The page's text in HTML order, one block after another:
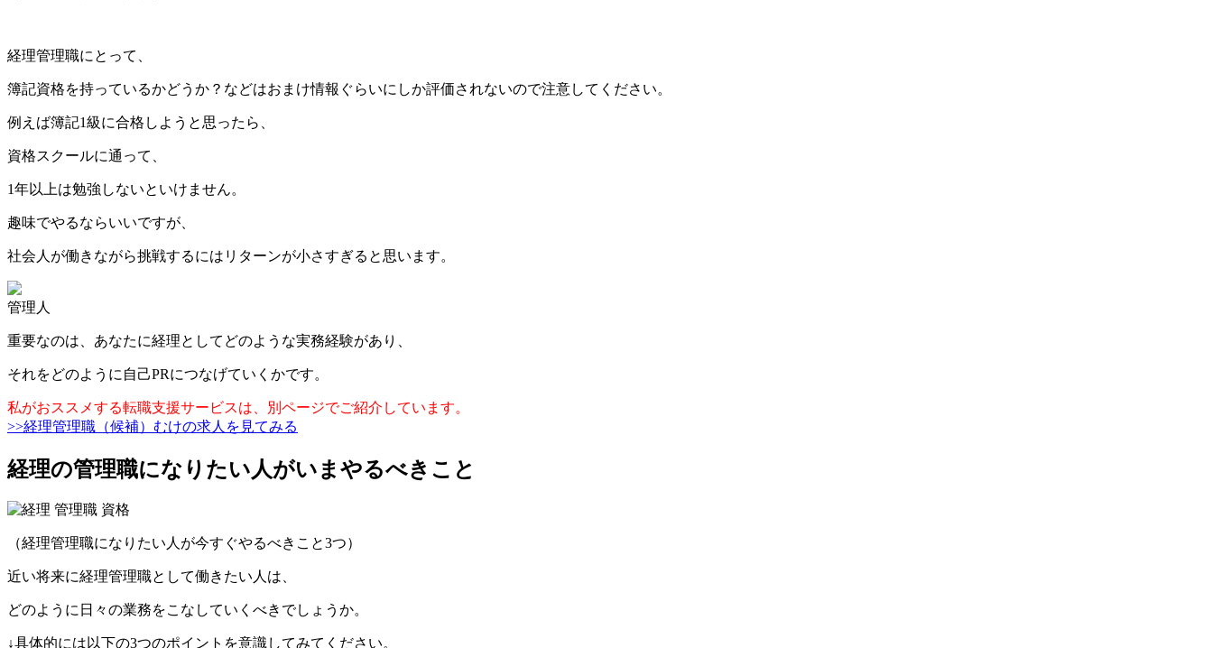
経理管理職にとって、
簿記資格を持っているかどうか？などはおまけ情報ぐらいにしか評価されないので注意してください。
例えば簿記1級に合格しようと思ったら、
資格スクールに通って、
1年以上は勉強しないといけません。
趣味でやるならいいですが、
社会人が働きながら挑戦するにはリターンが小さすぎると思います。
管理人
重要なのは、あなたに経理としてどのような実務経験があり、
それをどのように自己PRにつなげていくかです。
私がおススメする転職支援サービスは、別ページでご紹介しています。
>>経理管理職（候補）むけの求人を見てみる
経理の管理職になりたい人がいまやるべきこと
（経理管理職になりたい人が今すぐやるべきこと3つ）
近い将来に経理管理職として働きたい人は、
どのように日々の業務をこなしていくべきでしょうか。
↓具体的には以下の3つのポイントを意識してみてください。